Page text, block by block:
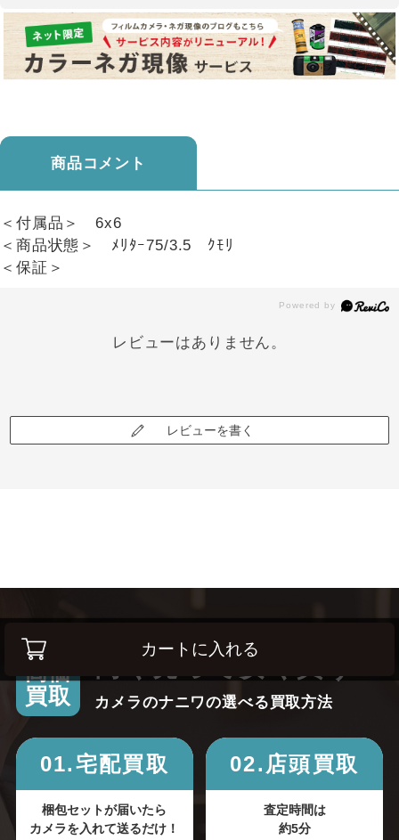
カートに入れる
商品コメント
＜付属品＞ 6x6
＜商品状態＞ ﾒﾘﾀｰ75/3.5 ｸﾓﾘ
＜保証＞
レビューはありません。
レビューを書く
高価
買取
高く売って安く買う！
カメラのナニワの選べる買取方法
01.宅配買取
梱包セットが届いたら
カメラを入れて送るだけ！
02.店頭買取
査定時間は
約5分